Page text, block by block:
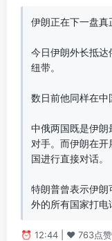
伊朗正在下一盘真
今日伊朗外长抵达
纽带。
数日前他同样在中
中俄两国既是伊朗
对手。而伊朗在
国进行直接对话。
特朗普曾表示伊朗
外的所有国家打电
⏰ 12:44 | ❤️ 763点